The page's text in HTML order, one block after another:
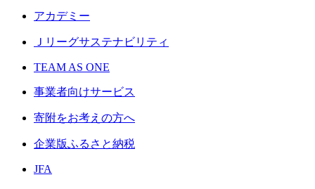
アカデミー
Ｊリーグサステナビリティ
TEAM AS ONE
事業者向けサービス
寄附をお考えの方へ
企業版ふるさと納税
JFA